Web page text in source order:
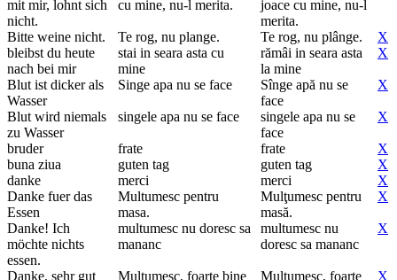
mit mir, lohnt sich
nicht.
cu mine, nu-l merita.
joace cu mine, nu-l
merita.
Bitte weine nicht. Te rog, nu plange. Te rog, nu plânge.
X
bleibst du heute
nach bei mir
stai in seara asta cu
mine
rămâi in seara asta
la mine
X
Blut ist dicker als
Wasser
Singe apa nu se face
Sînge apă nu se
face
X
Blut wird niemals
zu Wasser
singele apa nu se face
singele apa nu se
face
X
bruder frate frate
X
buna ziua
guten tag guten tag
X
danke
merci merci
X
Danke fuer das
Essen
Multumesc pentru
masa.
Mulţumesc pentru
masă.
X
Danke! Ich
möchte nichts
essen.
multumesc nu doresc sa
mananc
multumesc nu
doresc sa mananc
X
Danke, sehr gut Multumesc, foarte bine
Mulţumesc, foarte
X